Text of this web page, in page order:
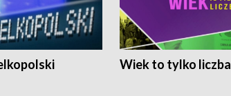
Wiek to tylko liczba